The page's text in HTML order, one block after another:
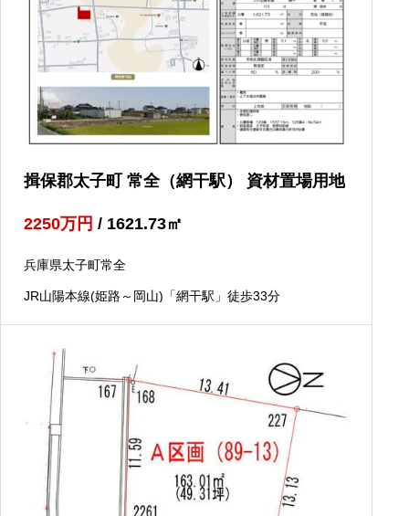
揖保郡太子町 常全（網干駅） 資材置場用地
2250万円 / 1621.73㎡
兵庫県太子町常全
JR山陽本線(姫路～岡山)「網干駅」徒歩33分